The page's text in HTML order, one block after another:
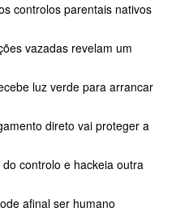
controlos parentais nativos
vazadas revelam um
luz verde para arrancar
direto vai proteger a
controlo e hackeia outra
afinal ser humano